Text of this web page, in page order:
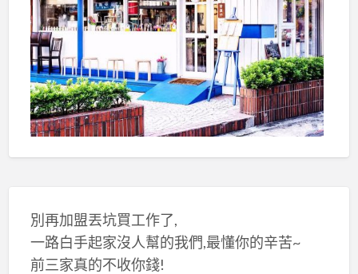
別再加盟丟坑買工作了,
一路白手起家沒人幫的我們,最懂你的辛苦~
前三家真的不收你錢!